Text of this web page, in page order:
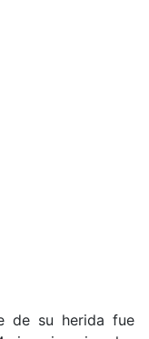
de su herida fue